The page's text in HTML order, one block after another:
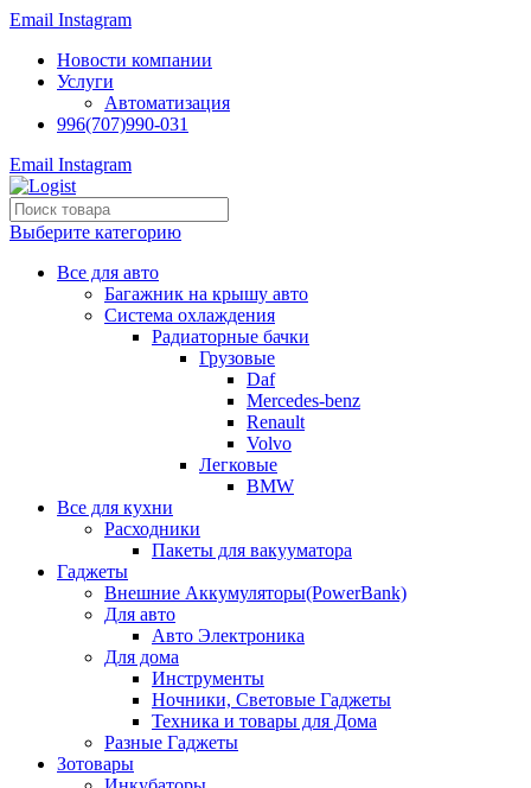
Email Instagram
Новости компании
Услуги
Автоматизация
996(707)990-031
Email Instagram
Выберите категорию
Все для авто
Багажник на крышу авто
Система охлаждения
Радиаторные бачки
Грузовые
Daf
Mercedes-benz
Renault
Volvo
Легковые
BMW
Все для кухни
Расходники
Пакеты для вакууматора
Гаджеты
Внешние Аккумуляторы(PowerBank)
Для авто
Авто Электроника
Для дома
Инструменты
Ночники, Световые Гаджеты
Техника и товары для Дома
Разные Гаджеты
Зотовары